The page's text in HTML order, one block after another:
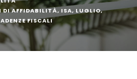
AFFIDABILITÀ, ISA, LUGLIO,
FISCALI